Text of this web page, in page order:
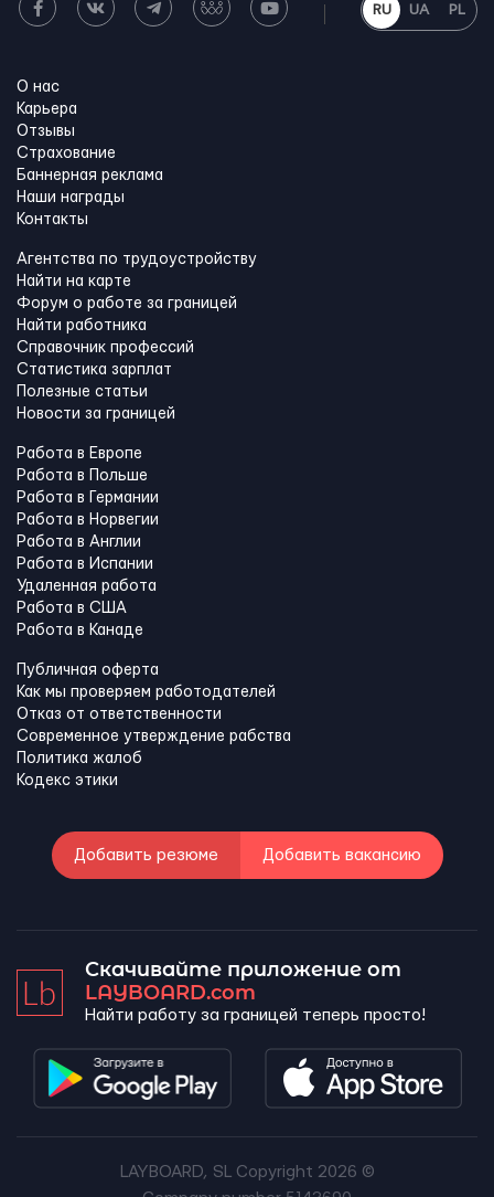
RU UA PL
О нас
Карьера
Отзывы
Страхование
Баннерная реклама
Наши награды
Контакты
Агентства по трудоустройству
Найти на карте
Форум о работе за границей
Найти работника
Справочник профессий
Статистика зарплат
Полезные статьи
Новости за границей
Работа в Европе
Работа в Польше
Работа в Германии
Работа в Норвегии
Работа в Англии
Работа в Испании
Удаленная работа
Работа в США
Работа в Канадe
Публичная оферта
Как мы проверяем работодателей
Отказ от ответственности
Современное утверждение рабства
Политика жалоб
Кодекс этики
Добавить резюме Добавить вакансию
Скачивайте приложение от
LAYBOARD.com
Найти работу за границей теперь просто!
LAYBOARD, SL Copyright 2026 ©